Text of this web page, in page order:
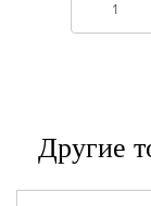
Другие